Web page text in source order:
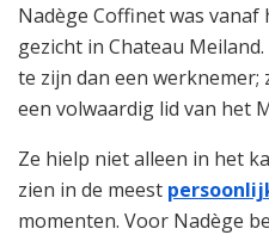
Nadège Coffinet was
gezicht in Chateau
te zijn dan een werknemer;
een volwaardig lid van het
Ze hielp niet alleen in het
zien in de meest
momenten. Voor Nadège